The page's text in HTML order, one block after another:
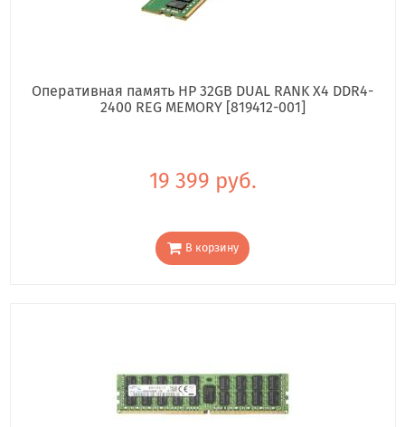
Оперативная память HP 32GB DUAL RANK X4 DDR4-
2400 REG MEMORY [819412-001]
19 399 руб.
В корзину